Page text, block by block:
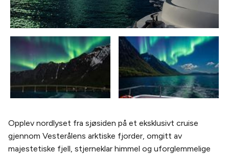
Opplev nordlyset fra sjøsiden på et eksklusivt cruise
gjennom Vesterålens arktiske fjorder, omgitt av
majestetiske fjell, stjerneklar himmel og uforglemmelige